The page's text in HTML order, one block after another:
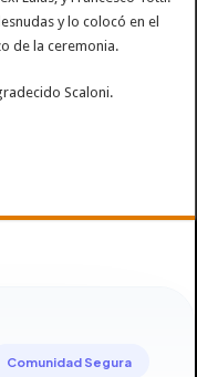
y lo colocó en el
de la ceremonia.
Scaloni.
Comunidad Segura